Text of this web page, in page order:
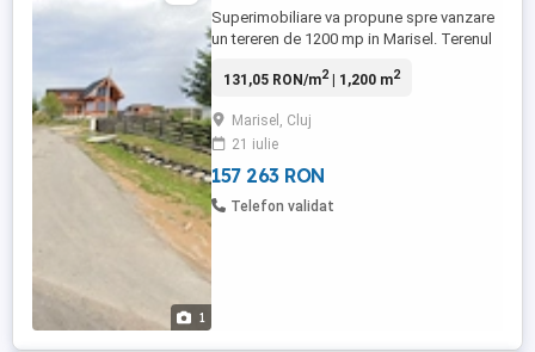
1
Superimobiliare va propune spre vanzare
un tereren de 1200 mp in Marisel. Terenul
la aproximativ 2 km de partia de schi.
400 mp fiecare si are acces din doua
drumuri. Terenul are CF Pentru mai multe
detalii va stam ...
131,05 RON/m2| 1,200 m2
Marisel, Cluj
21 iulie
157 263 RON
Telefon validat